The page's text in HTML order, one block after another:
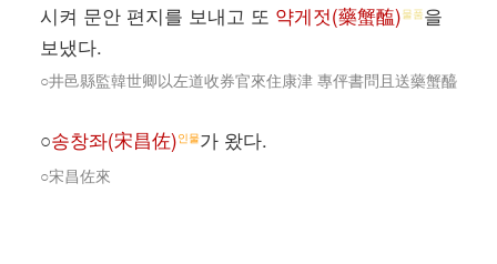
시켜 문안 편지를 보내고 또 약게젓(藥蟹醢)물품을
보냈다.
○井邑縣監韓世卿以左道收券官來住康津 專伻書問且送藥蟹醯
○송창좌(宋昌佐)인물가 왔다.
○宋昌佐來